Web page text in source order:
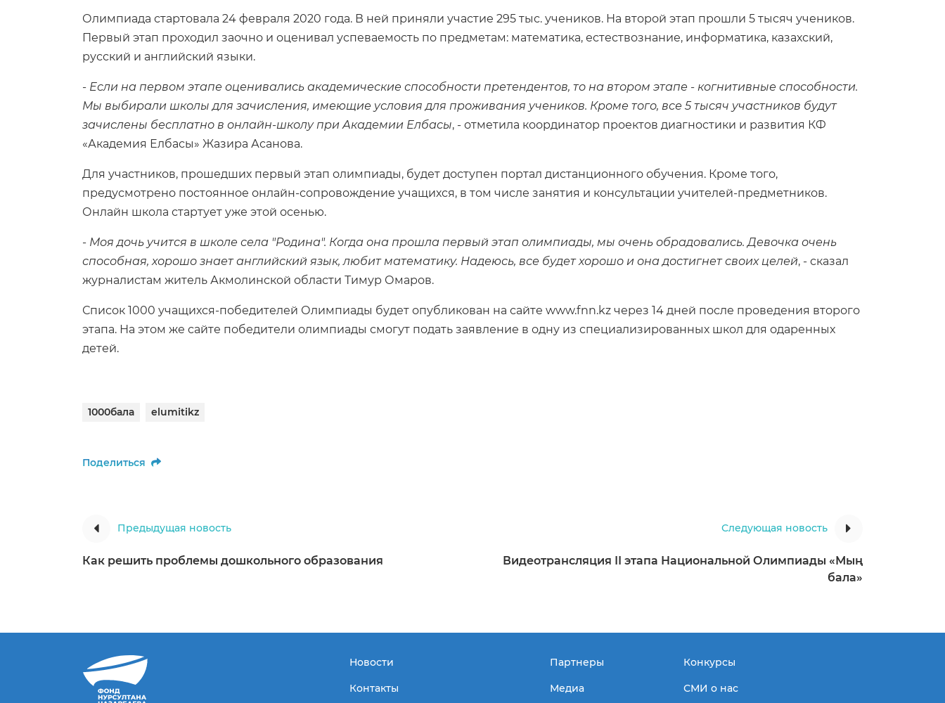
Олимпиада стартовала 24 февраля 2020 года. В ней приняли участие 295 тыс. учеников. На второй этап прошли 5 тысяч учеников.
Первый этап проходил заочно и оценивал успеваемость по предметам: математика, естествознание, информатика, казахский,
русский и английский языки.
- Если на первом этапе оценивались академические способности претендентов, то на втором этапе - когнитивные способности.
Мы выбирали школы для зачисления, имеющие условия для проживания учеников. Кроме того, все 5 тысяч участников будут
зачислены бесплатно в онлайн-школу при Академии Елбасы, - отметила координатор проектов диагностики и развития КФ
«Академия Елбасы» Жазира Асанова.
Для участников, прошедших первый этап олимпиады, будет доступен портал дистанционного обучения. Кроме того,
предусмотрено постоянное онлайн-сопровождение учащихся, в том числе занятия и консультации учителей-предметников.
Онлайн школа стартует уже этой осенью.
- Моя дочь учится в школе села "Родина". Когда она прошла первый этап олимпиады, мы очень обрадовались. Девочка очень
способная, хорошо знает английский язык, любит математику. Надеюсь, все будет хорошо и она достигнет своих целей, - сказал
журналистам житель Акмолинской области Тимур Омаров.
Список 1000 учащихся-победителей Олимпиады будет опубликован на сайте www.fnn.kz через 14 дней после проведения второго
этапа. На этом же сайте победители олимпиады смогут подать заявление в одну из специализированных школ для одаренных
детей.
1000бала elumitikz
Поделиться
Предыдущая новость
Как решить проблемы дошкольного образования
Следующая новость
Видеотрансляция ІІ этапа Национальной Олимпиады «Мың
бала»
Новости
Контакты
Партнеры
Медиа
Конкурсы
СМИ о нас